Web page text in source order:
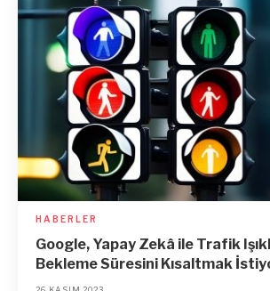
HABERLER
Google, Yapay Zekâ ile Trafik
Bekleme Süresini Kısaltmak